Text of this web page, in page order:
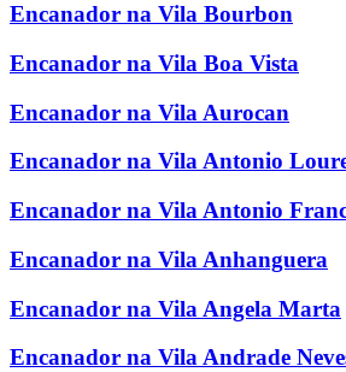
Encanador na Vila Bourbon
Encanador na Vila Boa Vista
Encanador na Vila Aurocan
Encanador na Vila Antonio
Encanador na Vila Antonio
Encanador na Vila Anhanguera
Encanador na Vila Angela Marta
Encanador na Vila Andrade